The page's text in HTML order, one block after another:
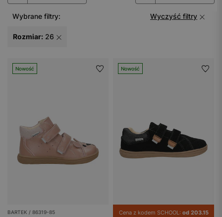
Wybrane filtry: Wyczyść filtry
Rozmiar: 26
Nowość
BARTEK / 86319-85
Nowość
Cena z kodem SCHOOL: od 203.15